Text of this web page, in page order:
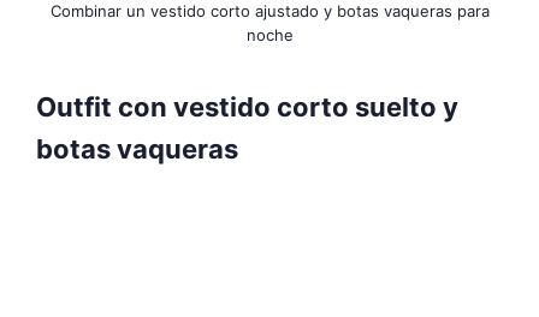
Combinar un vestido corto ajustado y botas vaqueras para
noche
Outfit con vestido corto suelto y
botas vaqueras